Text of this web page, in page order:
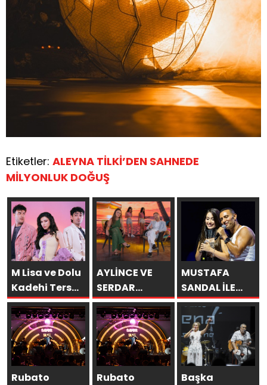
Etiketler: ALEYNA TİLKİ’DEN SAHNEDE
MİLYONLUK DOĞUŞ
M Lisa ve Dolu
Kadehi Ters
Tut’tan Yeni İş
Birliği: “Vişne”
AYLİNCE VE
SERDAR
ORTAÇ’TAN
YAZA
“ROMANTİK
AŞK”
BOMBASI!
MUSTAFA
SANDAL İLE
AYNI SAHNEDE
PARLADI:
AFRA’YA
HARBİYE’DE
BÜYÜK ALKIŞ
Rubato
Rubato
Başka